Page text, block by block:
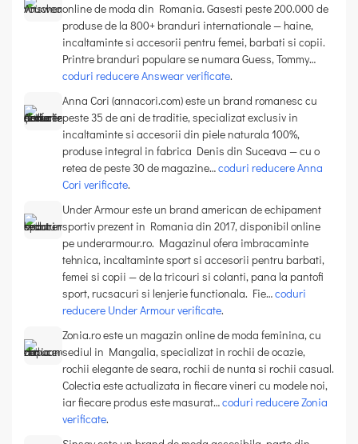
online de moda din Romania. Gasesti peste 200.000 de
produse de la 800+ branduri internationale — haine,
incaltaminte si accesorii pentru femei, barbati si copii.
Printre branduri populare se numara Guess, Tommy…
coduri reducere Answear verificate.
Anna Cori (annacori.com) este un brand romanesc cu
peste 35 de ani de traditie, specializat exclusiv in
incaltaminte si accesorii din piele naturala 100%,
produse integral in fabrica Denis din Suceava — cu o
retea de peste 30 de magazine…coduri reducere Anna
Cori verificate.
Under Armour este un brand american de echipament
sportiv prezent in Romania din 2017, disponibil online
pe underarmour.ro. Magazinul ofera imbracaminte
tehnica, incaltaminte sport si accesorii pentru barbati,
femei si copii — de la tricouri si colanti, pana la pantofi
sport, rucsacuri si lenjerie functionala. Fie…coduri
reducere Under Armour verificate.
Zonia.ro este un magazin online de moda feminina, cu
sediul in Mangalia, specializat in rochii de ocazie,
rochii elegante de seara, rochii de nunta si rochii casual.
Colectia este actualizata in fiecare vineri cu modele noi,
iar fiecare produs este masurat…coduri reducere Zonia
verificate.